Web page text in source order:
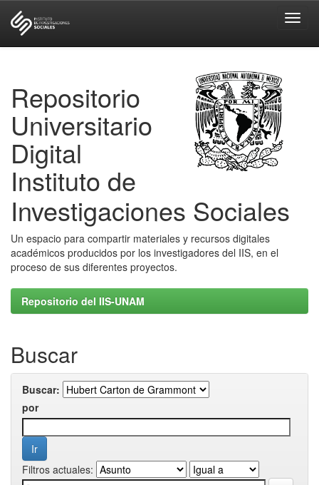
Repositorio
Universitario
Digital
Instituto de
Investigaciones Sociales
Un espacio para compartir materiales y recursos digitales
académicos producidos por los investigadores del IIS, en el
proceso de sus diferentes proyectos.
Repositorio del IIS-UNAM
Buscar
Buscar:
por
Filtros actuales: